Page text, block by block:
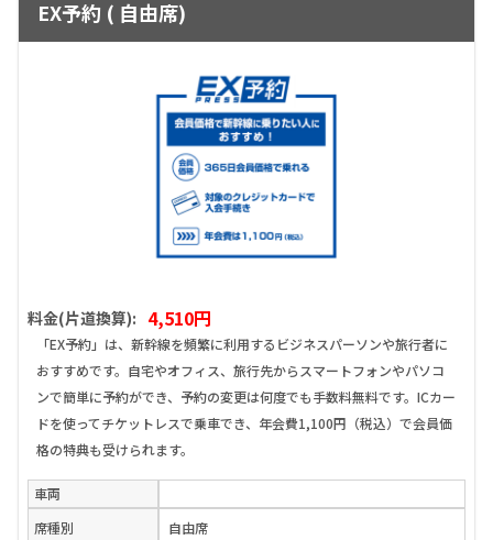
EX予約 ( 自由席)
料金(片道換算): 4,510円
「EX予約」は、新幹線を頻繁に利用するビジネスパーソンや旅行者に
おすすめです。自宅やオフィス、旅行先からスマートフォンやパソコ
ンで簡単に予約ができ、予約の変更は何度でも手数料無料です。ICカー
ドを使ってチケットレスで乗車でき、年会費1,100円（税込）で会員価
格の特典も受けられます。
車両
席種別
自由席